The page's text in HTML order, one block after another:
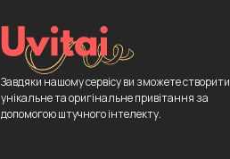
Завдяки нашому сервісу ви зможете створити
унікальне та оригінальне привітання за
допомогою штучного інтелекту.